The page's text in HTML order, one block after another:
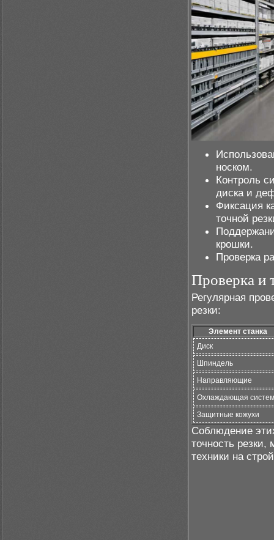
носком.
Контроль
диска и
Фиксация
точной
крошки.
Проверка
Проверка и
Регулярная
резки:
Элемент станка
Диск
Шпиндель
Направляющие
Охлаждающая
Защитные кожухи
Соблюдение
точность резки,
техники на